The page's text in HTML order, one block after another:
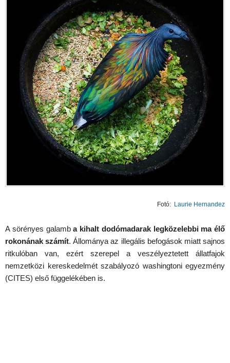
Fotó: Laurie Hernandez
A sörényes galamba kihalt dodómadarak legközelebbi ma élő
rokonának számít. Állománya az illegális befogások miatt sajnos
ritkulóban van, ezért szerepel a veszélyeztetett állatfajok
nemzetközi kereskedelmét szabályozó washingtoni egyezmény
(CITES) első függelékében is.